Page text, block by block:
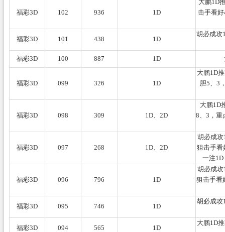
福彩3D 102 936 1D
大鹏1D
击手看
福彩3D 101 438 1D
胡必成攻
福彩3D 100 887 1D
福彩3D 099 326 1D
大鹏1D
胆5、3
福彩3D 098 309 1D、2D
大鹏1D
8、3，重
福彩3D 097 268 1D、2D
胡必成
狙击手看
一注
福彩3D 096 796 1D
胡必成
狙击手看
福彩3D 095 746 1D
胡必成攻
福彩3D 094 565 1D
大鹏1D